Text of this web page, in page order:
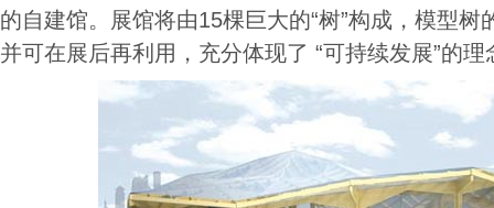
的自建馆。展馆将由15棵巨大的“树”构成，模型
并可在展后再利用，充分体现了 “可持续发展”的理